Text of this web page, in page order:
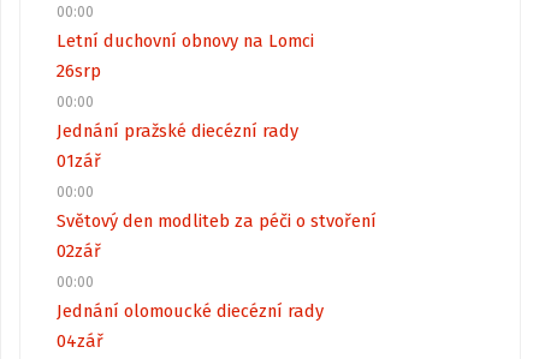
00:00
Letní duchovní obnovy na Lomci
26srp
00:00
Jednání pražské diecézní rady
01zář
00:00
Světový den modliteb za péči o stvoření
02zář
00:00
Jednání olomoucké diecézní rady
04zář